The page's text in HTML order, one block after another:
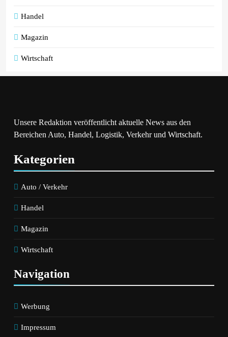
Handel
Magazin
Wirtschaft
Unsere Redaktion veröffentlicht aktuelle News aus den
Bereichen Auto, Handel, Logistik, Verkehr und Wirtschaft.
Kategorien
Auto / Verkehr
Handel
Magazin
Wirtschaft
Navigation
Werbung
Impressum